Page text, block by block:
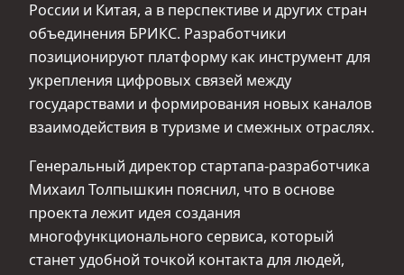
России и Китая, а в перспективе и других стран
объединения БРИКС. Разработчики
позиционируют платформу как инструмент для
укрепления цифровых связей между
государствами и формирования новых каналов
взаимодействия в туризме и смежных отраслях.
Генеральный директор стартапа‑разработчика
Михаил Толпышкин пояснил, что в основе
проекта лежит идея создания
многофункционального сервиса, который
станет удобной точкой контакта для людей,